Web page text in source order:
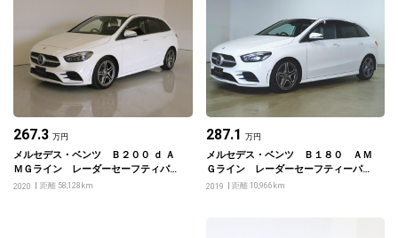
267.3 万円
メルセデス・ベンツ Ｂ２００ ｄ Ａ
ＭＧライン レーダーセーフティパッ
ケージ・アドバンスドパッケージ・ナ
2020 距離 58,128km
287.1 万円
メルセデス・ベンツ Ｂ１８０ ＡＭ
Ｇライン レーダーセーフティーパッ
ケージ アドバンスドパッケージ ナ
2019 距離 10,966km